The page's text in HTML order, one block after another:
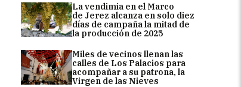
La vendimia en el Marco
de Jerez alcanza en solo diez
días de campaña la mitad de
la producción de 2025
Miles de vecinos llenan las
calles de Los Palacios para
acompañar a su patrona, la
Virgen de las Nieves